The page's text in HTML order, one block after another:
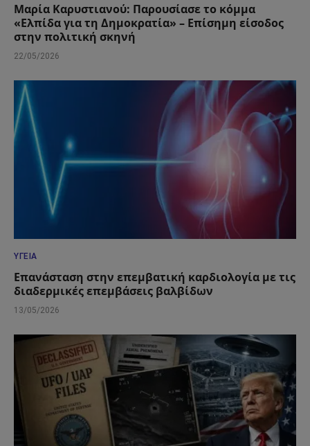
Μαρία Καρυστιανού: Παρουσίασε το κόμμα
«Ελπίδα για τη Δημοκρατία» – Επίσημη είσοδος
στην πολιτική σκηνή
22/05/2026
ΥΓΕΊΑ
Επανάσταση στην επεμβατική καρδιολογία με τις
διαδερμικές επεμβάσεις βαλβίδων
13/05/2026